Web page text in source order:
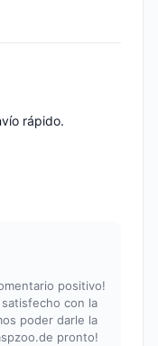
rápido.
positivo!
con la
poder darle la
pronto!